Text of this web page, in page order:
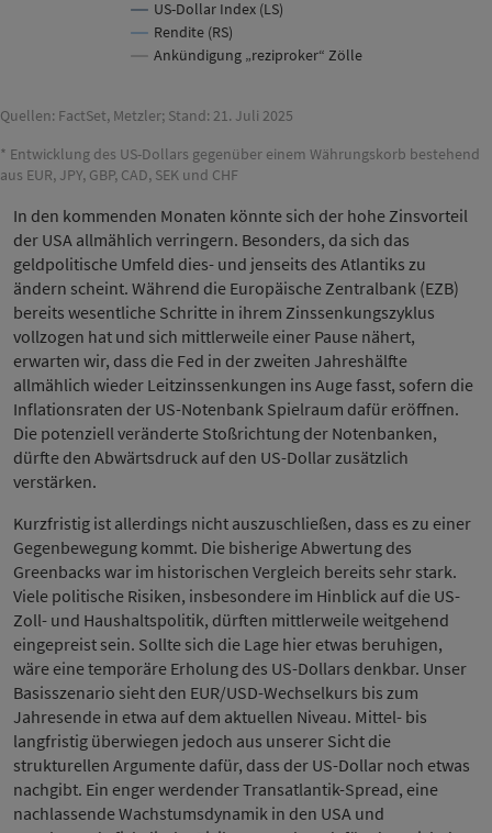
US-Dollar Index (LS)
Rendite (RS)
Ankündigung „reziproker“ Zölle
Quellen: FactSet, Metzler; Stand: 21. Juli 2025
* Entwicklung des US-Dollars gegenüber einem Währungskorb bestehend
aus EUR, JPY, GBP, CAD, SEK und CHF
In den kommenden Monaten könnte sich der hohe Zinsvorteil
der USA allmählich verringern. Besonders, da sich das
geldpolitische Umfeld dies- und jenseits des Atlantiks zu
ändern scheint. Während die Europäische Zentralbank (EZB)
bereits wesentliche Schritte in ihrem Zinssenkungszyklus
vollzogen hat und sich mittlerweile einer Pause nähert,
erwarten wir, dass die Fed in der zweiten Jahreshälfte
allmählich wieder Leitzinssenkungen ins Auge fasst, sofern die
Inflationsraten der US-Notenbank Spielraum dafür eröffnen.
Die potenziell veränderte Stoßrichtung der Notenbanken,
dürfte den Abwärtsdruck auf den US-Dollar zusätzlich
verstärken.
Kurzfristig ist allerdings nicht auszuschließen, dass es zu einer
Gegenbewegung kommt. Die bisherige Abwertung des
Greenbacks war im historischen Vergleich bereits sehr stark.
Viele politische Risiken, insbesondere im Hinblick auf die US-
Zoll- und Haushaltspolitik, dürften mittlerweile weitgehend
eingepreist sein. Sollte sich die Lage hier etwas beruhigen,
wäre eine temporäre Erholung des US-Dollars denkbar. Unser
Basisszenario sieht den EUR/USD-Wechselkurs bis zum
Jahresende in etwa auf dem aktuellen Niveau. Mittel- bis
langfristig überwiegen jedoch aus unserer Sicht die
strukturellen Argumente dafür, dass der US-Dollar noch etwas
nachgibt. Ein enger werdender Transatlantik-Spread, eine
nachlassende Wachstumsdynamik in den USA und